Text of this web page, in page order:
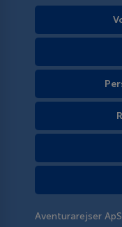
Aventurarejser